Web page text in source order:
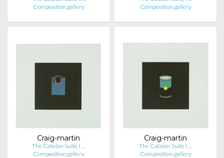
Composition.gallery
Composition.gallery
Craig-martin
The Catalan Suite I …
Composition.gallery
Craig-martin
The Catalan Suite I …
Composition.gallery